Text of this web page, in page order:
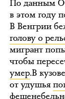
По данным
в этом году
В Венгрии
голову о
мигрант
чтобы
умер.В
от удушья